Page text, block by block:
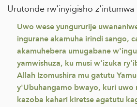
Urutonde rw'inyigisho z'intumwa
Uwo wese yungururije
ingurane akamuha irindi sango,
akamuhebera umugabane
yamwishuza, ku musi w'izuka
Allah Izomushira mu gatutu
y'Ubuhangamo bwayo, kuri uwo
kazoba kahari kiretse agatutu